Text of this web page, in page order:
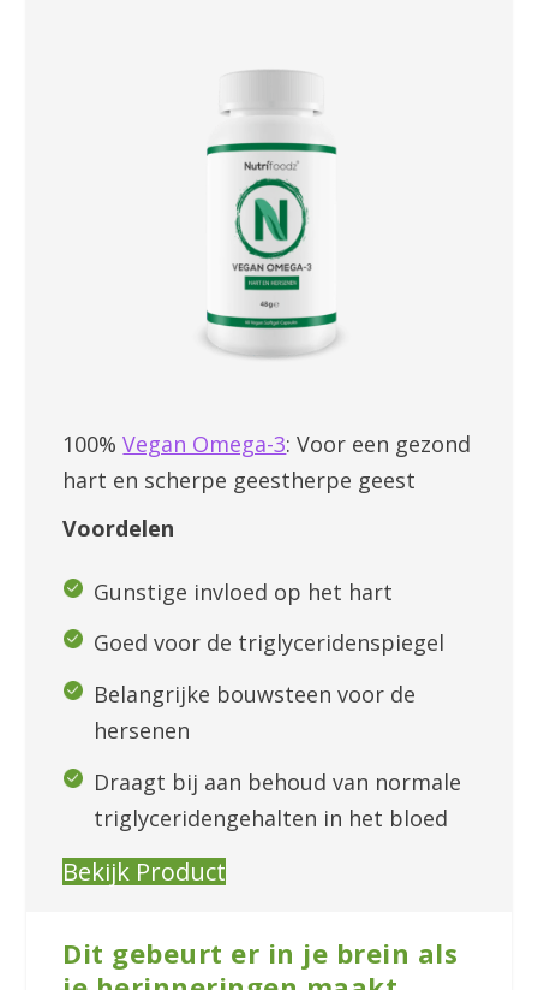
100%Vegan Omega-3: Voor een gezond
hart en scherpe geestherpe geest
Voordelen
Gunstige invloed op het hart
Goed voor de triglyceridenspiegel
Belangrijke bouwsteen voor de
hersenen
Draagt bij aan behoud van normale
triglyceridengehalten in het bloed
Bekijk Product
Dit gebeurt er in je brein als